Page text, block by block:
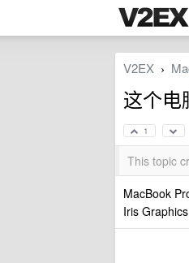
V2EX ›
这个电
1
This topic
MacBook
Iris